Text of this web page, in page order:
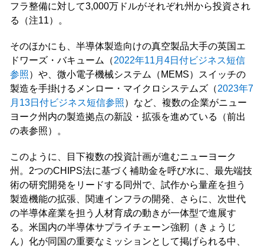
フラ整備に対して3,000万ドルがそれぞれ州から投資され
る（注11）。
そのほかにも、半導体製造向けの真空製品大手の英国エ
ドワーズ・バキューム（2022年11月4日付ビジネス短信
参照）や、微小電子機械システム（MEMS）スイッチの
製造を手掛けるメンロー・マイクロシステムズ（2023年7
月13日付ビジネス短信参照）など、複数の企業がニュー
ヨーク州内の製造拠点の新設・拡張を進めている（前出
の表参照）。
このように、目下複数の投資計画が進むニューヨーク
州。2つのCHIPS法に基づく補助金を呼び水に、最先端技
術の研究開発をリードする同州で、試作から量産を担う
製造機能の拡張、関連インフラの開発、さらに、次世代
の半導体産業を担う人材育成の動きが一体型で進展す
る。米国内の半導体サプライチェーン強靭（きょうじ
ん）化が同国の重要なミッションとして掲げられる中、